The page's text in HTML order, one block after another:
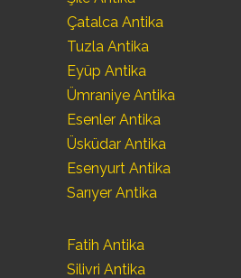
Çatalca Antika
Tuzla Antika
Eyüp Antika
Ümraniye Antika
Esenler Antika
Üsküdar Antika
Esenyurt Antika
Sarıyer Antika
Fatih Antika
Silivri Antika